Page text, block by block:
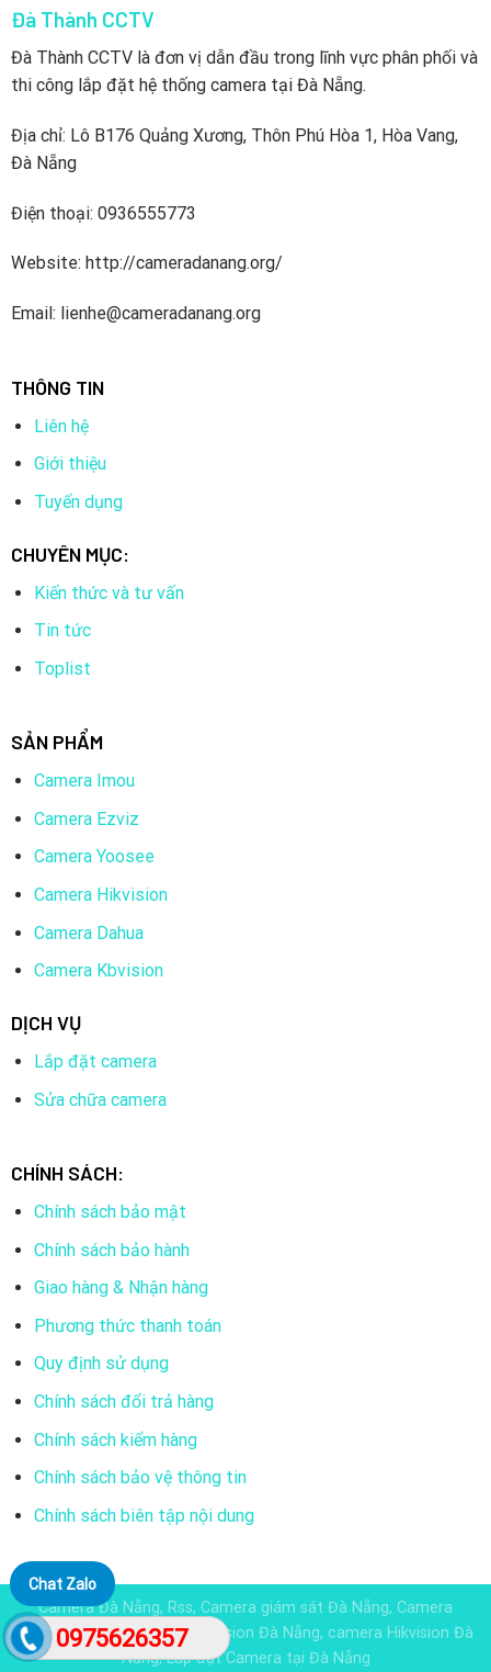
Đà Thành CCTV
Đà Thành CCTV là đơn vị dẫn đầu trong lĩnh vực phân phối và
thi công lắp đặt hệ thống camera tại Đà Nẵng.
Địa chỉ: Lô B176 Quảng Xương, Thôn Phú Hòa 1, Hòa Vang,
Đà Nẵng
Điện thoại: 0936555773
Website: http://cameradanang.org/
Email: lienhe@cameradanang.org
THÔNG TIN
Liên hệ
Giới thiệu
Tuyển dụng
CHUYÊN MỤC:
Kiến thức và tư vấn
Tin tức
Toplist
SẢN PHẨM
Camera Imou
Camera Ezviz
Camera Yoosee
Camera Hikvision
Camera Dahua
Camera Kbvision
DỊCH VỤ
Lắp đặt camera
Sửa chữa camera
CHÍNH SÁCH:
Chính sách bảo mật
Chính sách bảo hành
Giao hàng & Nhận hàng
Phương thức thanh toán
Quy định sử dụng
Chính sách đổi trả hàng
Chính sách kiểm hàng
Chính sách bảo vệ thông tin
Chính sách biên tập nội dung
Camera Đà Nẵng, Rss, Camera giám sát Đà Nẵng, Camera
Dahua đà nẵng, Camera KBvision Đà Nẵng, camera Hikvision Đà
Nẵng, Lắp đặt Camera tại Đà Nẵng
Chat Zalo
0975626357